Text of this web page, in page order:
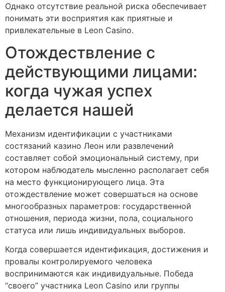
Однако отсутствие реальной риска обеспечивает
понимать эти восприятия как приятные и
привлекательные в Leon Casino.
Отождествление с
действующими лицами:
когда чужая успех
делается нашей
Механизм идентификации с участниками
состязаний казино Леон или развлечений
составляет собой эмоциональный систему, при
котором наблюдатель мысленно располагает себя
на место функционирующего лица. Эта
отождествление может совершаться на основе
многообразных параметров: государственной
отношения, периода жизни, пола, социального
статуса или лишь индивидуальных выборов.
Когда совершается идентификация, достижения и
провалы контролируемого человека
воспринимаются как индивидуальные. Победа
“своего” участника Leon Casino или группы